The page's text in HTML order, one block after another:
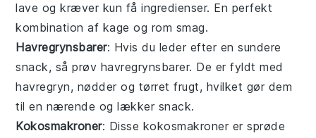
lave og kræver kun få ingredienser. En perfekt
kombination af kage og rom smag.
Havregrynsbarer: Hvis du leder efter en sundere
snack, så prøv havregrynsbarer. De er fyldt med
havregryn, nødder og tørret frugt, hvilket gør dem
til en nærende og lækker snack.
Kokosmakroner: Disse kokosmakroner er sprøde